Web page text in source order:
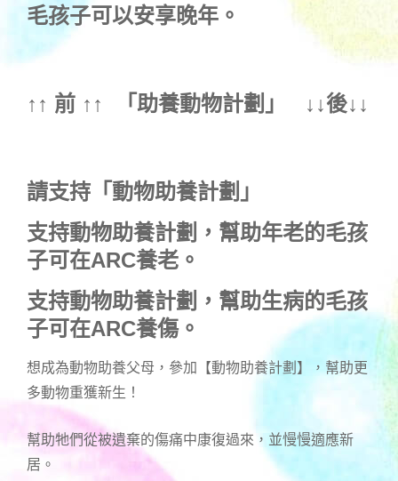
毛孩子可以安享晚年。
↑↑ 前 ↑↑ 「助養動物計劃 」 ↓↓後↓↓
請支持「動物助養計劃」
支持動物助養計劃，幫助年老的毛孩
子可在ARC養老。
支持動物助養計劃，幫助生病的毛孩
子可在ARC養傷。
想成為動物助養父母，參加【動物助養計劃】，幫助更
多動物重獲新生！
幫助牠們從被遺棄的傷痛中康復過來，並慢慢適應新
居。